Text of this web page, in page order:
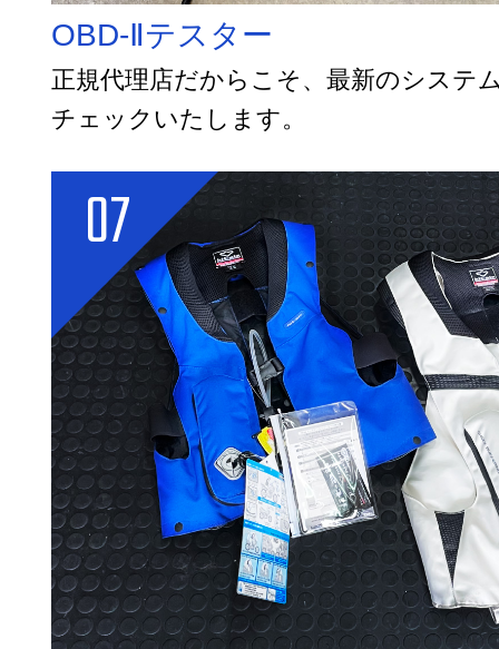
OBD-Ⅱテスター
正規代理店だからこそ、最新のシステ
チェックいたします。
07